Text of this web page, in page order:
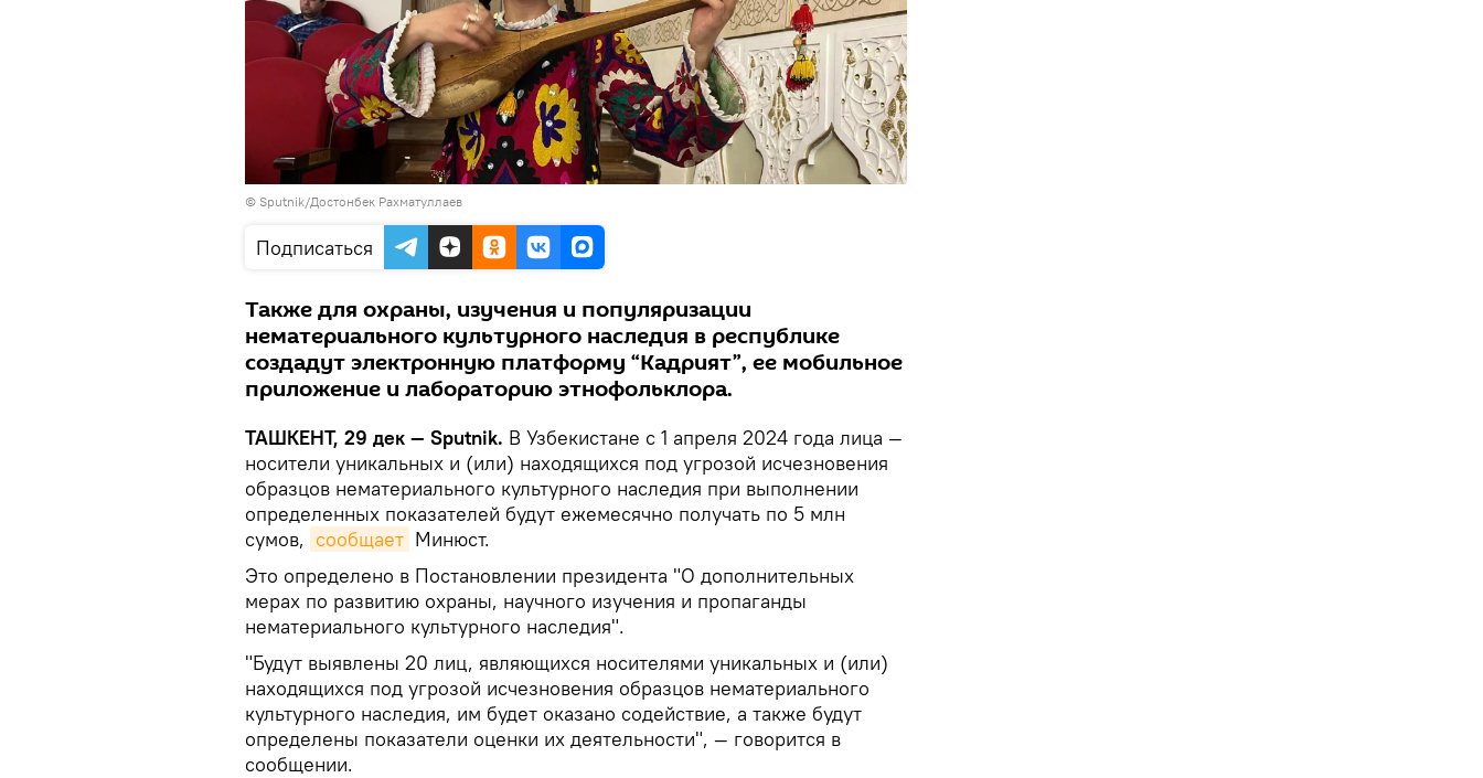
© Sputnik/Достонбек Рахматуллаев
Подписаться
Также для охраны, изучения и популяризации
нематериального культурного наследия в республике
создадут электронную платформу “Кадрият”, ее мобильное
приложение и лабораторию этнофольклора.
ТАШКЕНТ, 29 дек — Sputnik. В Узбекистане с 1 апреля 2024 года лица —
носители уникальных и (или) находящихся под угрозой исчезновения
образцов нематериального культурного наследия при выполнении
определенных показателей будут ежемесячно получать по 5 млн
сумов, сообщает Минюст.
Это определено в Постановлении президента "О дополнительных
мерах по развитию охраны, научного изучения и пропаганды
нематериального культурного наследия".
"Будут выявлены 20 лиц, являющихся носителями уникальных и (или)
находящихся под угрозой исчезновения образцов нематериального
культурного наследия, им будет оказано содействие, а также будут
определены показатели оценки их деятельности", — говорится в
сообщении.